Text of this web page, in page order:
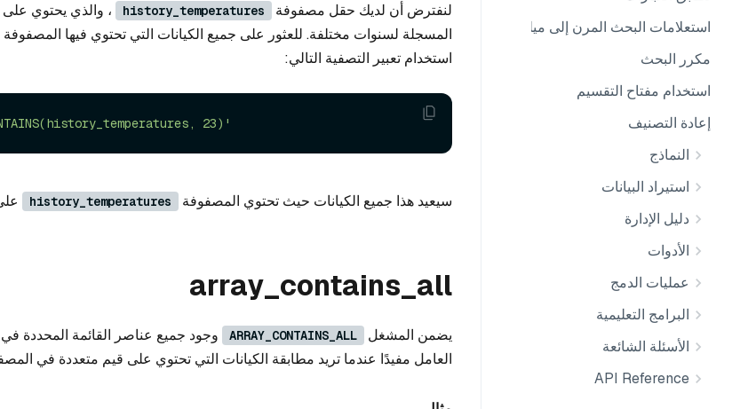
استعلامات البحث المرن إلى ميلفوس
مكرر البحث
استخدام مفتاح التقسيم
إعادة التصنيف
النماذج
استيراد البيانات
دليل الإدارة
الأدوات
عمليات الدمج
البرامج التعليمية
الأسئلة الشائعة
API Reference
لنفترض أن لديك حقل مصفوفة history_temperatures
، والذي يحتوي
المسجلة لسنوات مختلفة. للعثور على جميع الكيانات التي تحتوي فيها
استخدام تعبير التصفية التالي:
23)'
سيعيد هذا جميع الكيانات حيث تحتوي المصفوفة history_temperatures
array_contains_all
يضمن المشغل ARRAY_CONTAINS_ALL
وجود جميع عناصر القائمة المحددة
العامل مفيدًا عندما تريد مطابقة الكيانات التي تحتوي على قيم متعددة في